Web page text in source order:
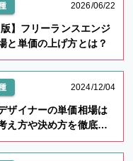
2026/06/22
版】フリーランスエンジ
と単価の上げ方とは？
2024/12/04
ザイナーの単価相場は
え方や決め方を徹底解